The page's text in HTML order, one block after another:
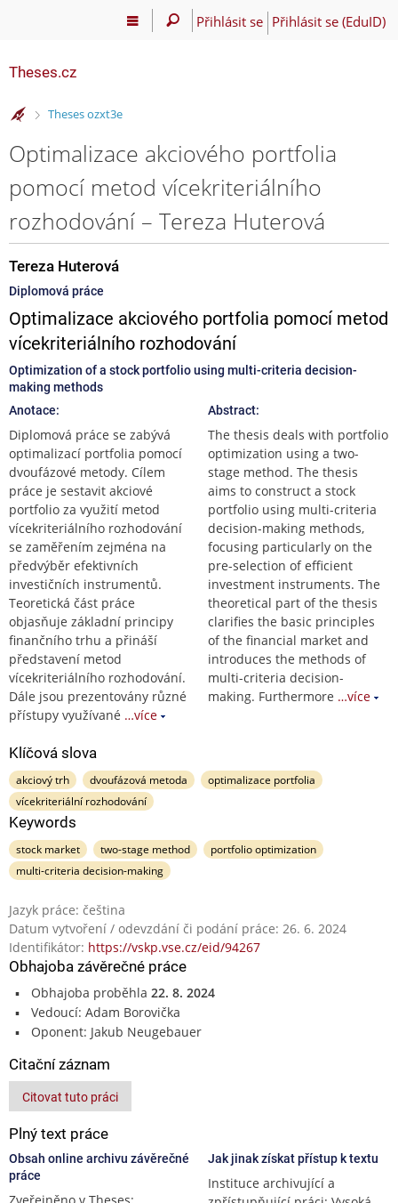
Přihlásit se Přihlásit se (EduID)
Theses.cz
>
Theses ozxt3e
Optimalizace akciového portfolia
pomocí metod vícekriteriálního
rozhodování – Tereza Huterová
Tereza Huterová
Diplomová práce
Optimalizace akciového portfolia pomocí metod
vícekriteriálního rozhodování
Optimization of a stock portfolio using multi-criteria decision-
making methods
Anotace:
Diplomová práce se zabývá
optimalizací portfolia pomocí
dvoufázové metody. Cílem
práce je sestavit akciové
portfolio za využití metod
vícekriteriálního rozhodování
se zaměřením zejména na
předvýběr efektivních
investičních instrumentů.
Teoretická část práce
objasňuje základní principy
finančního trhu a přináší
představení metod
vícekriteriálního rozhodování.
Dále jsou prezentovány různé
přístupy využívané …více
Abstract:
The thesis deals with portfolio
optimization using a two-
stage method. The thesis
aims to construct a stock
portfolio using multi-criteria
decision-making methods,
focusing particularly on the
pre-selection of efficient
investment instruments. The
theoretical part of the thesis
clarifies the basic principles
of the financial market and
introduces the methods of
multi-criteria decision-
making. Furthermore …více
Klíčová slova
akciový trh dvoufázová metoda
optimalizace portfolia
vícekriteriální rozhodování
Keywords
stock market two-stage method
portfolio optimization
multi-criteria decision-making
Jazyk práce: čeština
Datum vytvoření / odevzdání či podání práce: 26. 6. 2024
Identifikátor: https://vskp.vse.cz/eid/94267
Obhajoba závěrečné práce
Obhajoba proběhla 22. 8. 2024
Vedoucí: Adam Borovička
Oponent: Jakub Neugebauer
Citační záznam
Citovat tuto práci
Plný text práce
Obsah online archivu závěrečné
práce
Zveřejněno v Theses:
Jak jinak získat přístup k textu
Instituce archivující a